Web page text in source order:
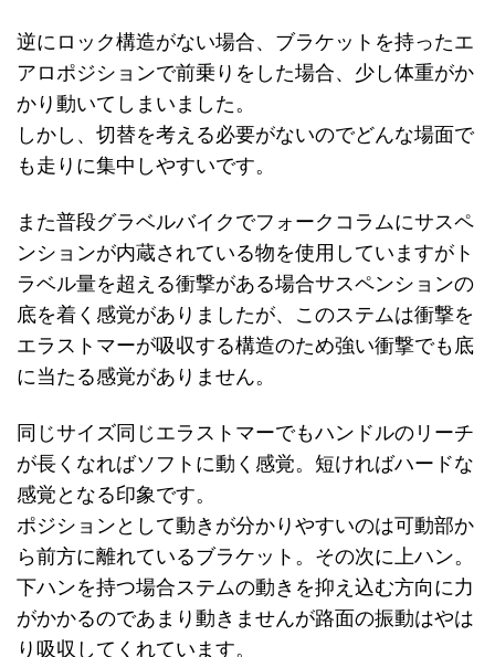
逆にロック構造がない場合、ブラケットを持ったエ
アロポジションで前乗りをした場合、少し体重がか
かり動いてしまいました。
しかし、切替を考える必要がないのでどんな場面で
も走りに集中しやすいです。
また普段グラベルバイクでフォークコラムにサスペ
ンションが内蔵されている物を使用していますがト
ラベル量を超える衝撃がある場合サスペンションの
底を着く感覚がありましたが、このステムは衝撃を
エラストマーが吸収する構造のため強い衝撃でも底
に当たる感覚がありません。
同じサイズ同じエラストマーでもハンドルのリーチ
が長くなればソフトに動く感覚。短ければハードな
感覚となる印象です。
ポジションとして動きが分かりやすいのは可動部か
ら前方に離れているブラケット。その次に上ハン。
下ハンを持つ場合ステムの動きを抑え込む方向に力
がかかるのであまり動きませんが路面の振動はやは
り吸収してくれています。